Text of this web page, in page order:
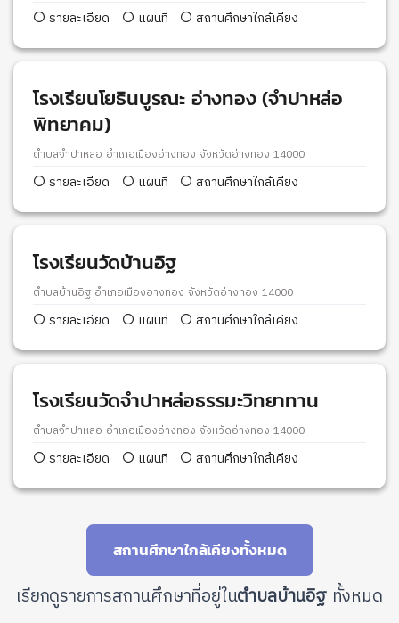
รายละเอียด แผนที่ สถานศึกษาใกล้เคียง
โรงเรียนโยธินบูรณะ อ่างทอง (จำปาหล่อ
พิทยาคม)
ตำบลจำปาหล่อ อำเภอเมืองอ่างทอง จังหวัดอ่างทอง 14000
รายละเอียด แผนที่ สถานศึกษาใกล้เคียง
โรงเรียนวัดบ้านอิฐ
ตำบลบ้านอิฐ อำเภอเมืองอ่างทอง จังหวัดอ่างทอง 14000
รายละเอียด แผนที่ สถานศึกษาใกล้เคียง
โรงเรียนวัดจำปาหล่อธรรมะวิทยาทาน
ตำบลจำปาหล่อ อำเภอเมืองอ่างทอง จังหวัดอ่างทอง 14000
รายละเอียด แผนที่ สถานศึกษาใกล้เคียง
สถานศึกษาใกล้เคียงทั้งหมด
เรียกดูรายการสถานศึกษาที่อยู่ในตำบลบ้านอิฐทั้งหมด